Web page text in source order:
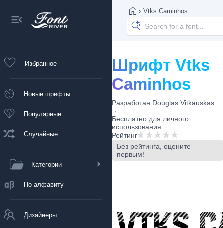
Избранное
Новые шрифты
Популярные
Случайные
Категории
По алфавиту
Дизайнеры
› Vtks Caminhos
Шрифт Vtks
Caminhos
Разработан Douglas Vitkauskas
Бесплатно для личного
использования
Рейтинг
Без рейтинга, оцените
первым!